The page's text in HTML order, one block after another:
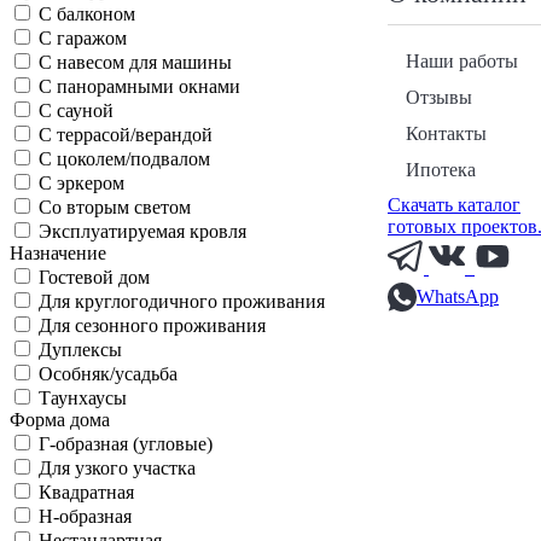
Наши работы
Отзывы
Контакты
Ипотека
Скачать каталог
готовых
WhatsApp
С балконом
С гаражом
С навесом для машины
С панорамными окнами
С сауной
С террасой/верандой
С цоколем/подвалом
С эркером
Со вторым светом
Эксплуатируемая кровля
Назначение
Гостевой дом
Для круглогодичного проживания
Для сезонного проживания
Дуплексы
Особняк/усадьба
Таунхаусы
Форма дома
Г-образная (угловые)
Для узкого участка
Квадратная
Н-образная